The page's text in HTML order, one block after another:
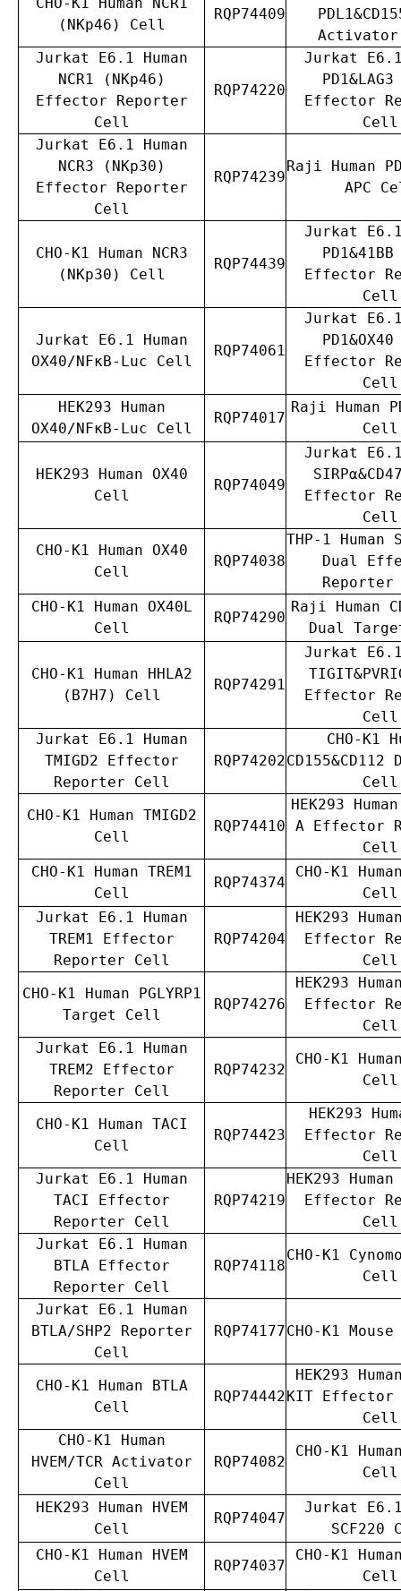
(NKp46) Cell
RQP74409
Jurkat E6.1 Human
NCR1 (NKp46)
Effector Reporter
Cell
RQP74220
Jurkat E6.1
Effector
Cell
Jurkat E6.1 Human
NCR3 (NKp30)
Effector Reporter
Cell
RQP74239
Raji Human
APC
CHO-K1 Human NCR3
(NKp30) Cell
RQP74439
Jurkat E6.1
Effector
Cell
Jurkat E6.1 Human
OX40/NFκB-Luc Cell
RQP74061
Jurkat E6.1
Effector
Cell
HEK293 Human
OX40/NFκB-Luc Cell
RQP74017
Raji Human
Cell
HEK293 Human OX40
Cell
RQP74049
Jurkat E6.1
Effector
Cell
CHO-K1 Human OX40
Cell
RQP74038
THP-1 Human
Dual
CHO-K1 Human OX40L
Cell
RQP74290
Raji Human
Dual
CHO-K1 Human HHLA2
(B7H7) Cell
RQP74291
Jurkat E6.1
Effector
Cell
Jurkat E6.1 Human
TMIGD2 Effector
Reporter Cell
RQP74202
CHO-K1
CD155&CD112
Cell
CHO-K1 Human TMIGD2
Cell
RQP74410
HEK293
A Effector
Cell
CHO-K1 Human TREM1
Cell
RQP74374
CHO-K1
Cell
Jurkat E6.1 Human
TREM1 Effector
Reporter Cell
RQP74204
HEK293
Effector
Cell
CHO-K1 Human PGLYRP1
Target Cell
RQP74276
HEK293
Effector
Cell
Jurkat E6.1 Human
TREM2 Effector
Reporter Cell
RQP74232
CHO-K1
Cell
CHO-K1 Human TACI
Cell
RQP74423
HEK293
Effector
Cell
Jurkat E6.1 Human
TACI Effector
Reporter Cell
RQP74219
HEK293 Human
Effector
Cell
Jurkat E6.1 Human
BTLA Effector
Reporter Cell
RQP74118
CHO-K1
Cell
Jurkat E6.1 Human
BTLA/SHP2 Reporter
Cell
RQP74177CHO-K1
CHO-K1 Human BTLA
Cell
RQP74442
HEK293
KIT Effector
Cell
CHO-K1 Human
HVEM/TCR Activator
Cell
RQP74082
CHO-K1
Cell
HEK293 Human HVEM
Cell
RQP74047
Jurkat E6.1
SCF220
CHO-K1 Human HVEM
Cell
RQP74037
CHO-K1
Cell